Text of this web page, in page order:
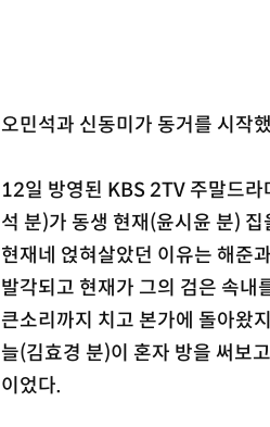
오민석과 신동미가 동거를 시작
12일 방영된 KBS 2TV 주말드라
석 분)가 동생 현재(윤시윤 분)
현재네 얹혀살았던 이유는 해준
발각되고 현재가 그의 검은 속내
큰소리까지 치고 본가에 돌아왔
늘(김효경 분)이 혼자 방을 써보
이었다.